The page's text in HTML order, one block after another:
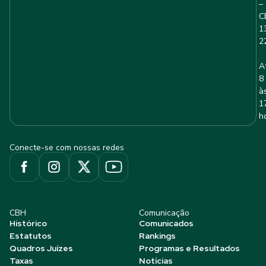
–
8
Conecte-se com nossas redes
CBH
Histórico
Estatutos
Quadros Juízes
Taxas
Comunicação
Comunicados
Rankings
Programas e Resultados
Notícias